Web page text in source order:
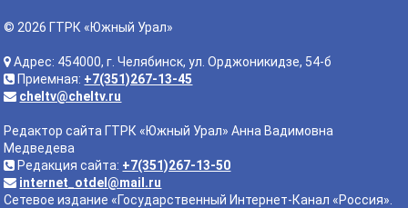
© 2026 ГТРК «Южный Урал»
Адрес: 454000, г. Челябинск, ул. Орджоникидзе, 54-б
Приемная: +7(351)267-13-45
cheltv@cheltv.ru
Редактор сайта ГТРК «Южный Урал» Анна Вадимовна
Медведева
Редакция сайта: +7(351)267-13-50
internet_otdel@mail.ru
Сетевое издание «Государственный Интернет-Канал «Россия».